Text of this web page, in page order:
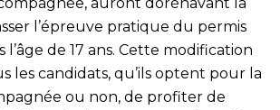
l’épreuve pratique du permis
de 17 ans. Cette modification
les candidats, qu’ils optent pour la
ou non, de profiter de